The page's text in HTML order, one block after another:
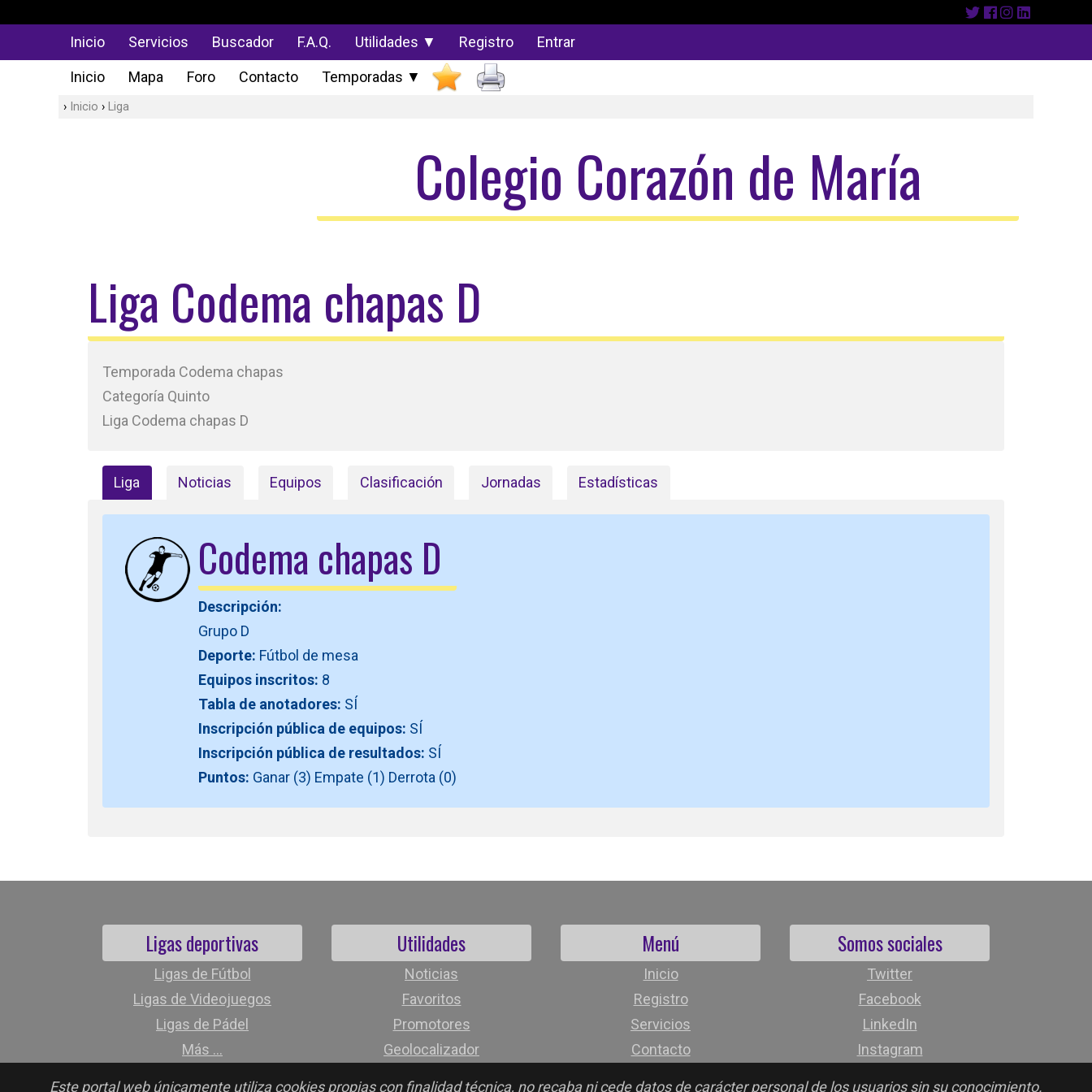
Este portal web únicamente utiliza cookies propias con finalidad técnica, no recaba ni cede datos de carácter personal de los usuarios sin su conocimiento.
Inicio Servicios Buscador F.A.Q. Utilidades ▼ Registro Entrar
Inicio Mapa Foro Contacto Temporadas ▼
Inicio Liga
Colegio Corazón de María
Liga Codema chapas D
Temporada Codema chapas
Categoría Quinto
Liga Codema chapas D
Liga Noticias Equipos Clasificación Jornadas Estadísticas
Codema chapas D
Descripción:
Grupo D
Deporte: Fútbol de mesa
Equipos inscritos: 8
Tabla de anotadores: SÍ
Inscripción pública de equipos: SÍ
Inscripción pública de resultados: SÍ
Puntos: Ganar (3) Empate (1) Derrota (0)
Ligas deportivas
Ligas de Fútbol
Ligas de Videojuegos
Ligas de Pádel
Más ...
Utilidades
Noticias
Favoritos
Promotores
Geolocalizador
Menú
Inicio
Registro
Servicios
Contacto
Somos sociales
Twitter
Facebook
LinkedIn
Instagram